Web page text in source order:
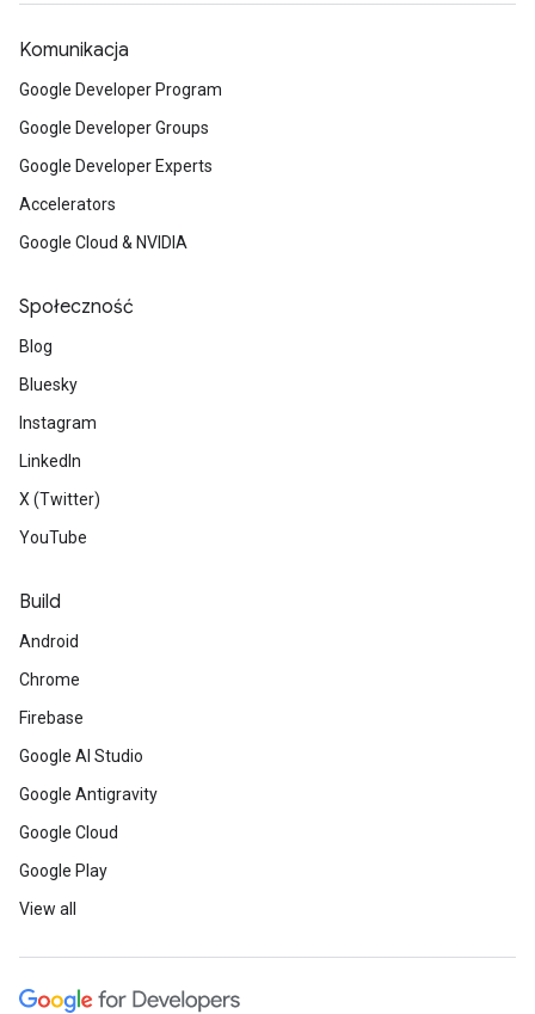
Komunikacja
Google Developer Program
Google Developer Groups
Google Developer Experts
Accelerators
Google Cloud & NVIDIA
Społeczność
Blog
Bluesky
Instagram
LinkedIn
X (Twitter)
YouTube
Build
Android
Chrome
Firebase
Google AI Studio
Google Antigravity
Google Cloud
Google Play
View all